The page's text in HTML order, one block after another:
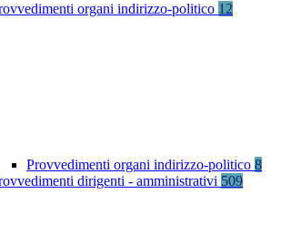
organi indirizzo-politico 12
Provvedimenti organi indirizzo-politico 8
dirigenti - amministrativi 509